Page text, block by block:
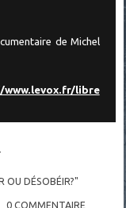
de Michel
libre
OU DÉSOBÉIR?"
0 COMMENTAIRE